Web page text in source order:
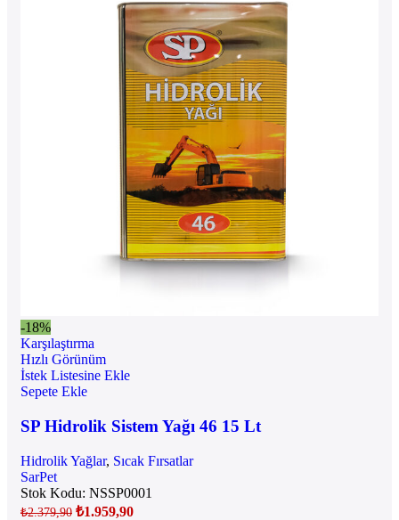
-18%
Karşılaştırma
Hızlı Görünüm
İstek Listesine Ekle
Sepete Ekle
SP Hidrolik Sistem Yağı 46 15 Lt
Hidrolik Yağlar, Sıcak Fırsatlar
SarPet
Stok Kodu: NSSP0001
₺2.379,90 ₺1.959,90